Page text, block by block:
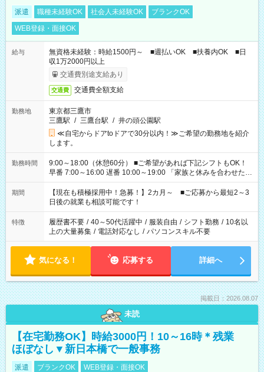
派遣 職種未経験OK 社会人未経験OK
ブランクOK
WEB登録・面接OK
給与
無資格未経験：時給1500円～ ■週払いOK ■扶養内OK ■日
収1万2000円以上
交通費別途支給あり
交通費 交通費全額支給
勤務地
東京都三鷹市
三鷹駅 / 三鷹台駅 / 井の頭公園駅
≪自宅からドアtoドアで30分以内！≫ご希望の勤務地を紹介
します。
勤務時間
9:00～18:00（休憩60分） ■ご希望があれば下記シフトもOK！
早番 7:00～16:00 遅番 10:00～19:00 「家族と休みを合わせた
い」 「余裕を持って夕飯の準備がしたい」 「できれば残業はし
たくない」 など、ご希望を教えてくださいね。 ※Wワーク希望
の方へ 今ご覧のお仕事で希望する勤務時間と、もう1つのお仕事
の勤務時間。 合計で週40時間を超える場合は応募できません。
期間
【現在も積極採用中！急募！】2カ月～ ■ご応募から最短2～3
日後の就業も相談可能です！
特徴 履歴書不要 / 40～50代活躍中 / 服装自由 / シフト勤務 / 10名以
上の大量募集 / 電話対応なし / パソコンスキル不要
気になる！ 応募する 詳細へ
掲載日：2026.08.07
未読
【在宅勤務OK】時給3000円！10～16時＊残業
ほぼなし▼新日本橋で一般事務
派遣 ブランクOK WEB登録・面接OK